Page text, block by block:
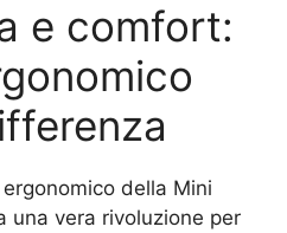
e comfort:
della Mini
una vera rivoluzione per